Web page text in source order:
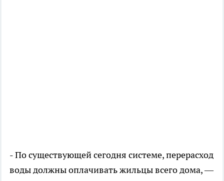
- По существующей сегодня системе, перерасход
воды должны оплачивать жильцы всего дома, —